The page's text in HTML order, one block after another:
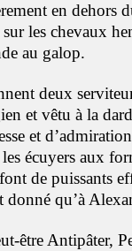
en dehors
les chevaux
au galop.
deux
et vêtu à la
et
écuyers aux
de puissants
donné qu’à
être Antipâter,